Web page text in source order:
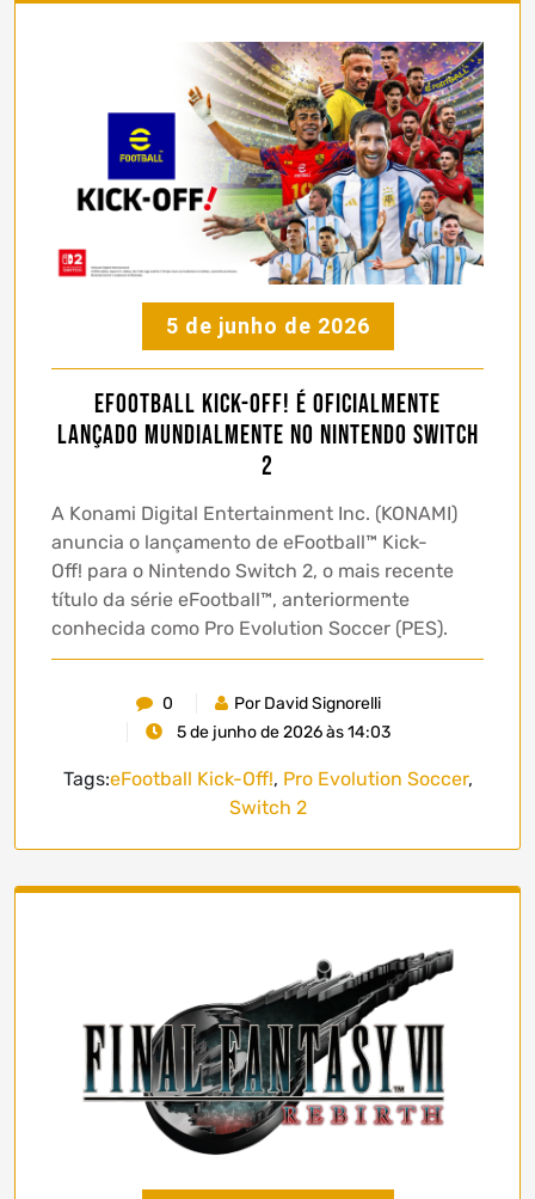
5 de junho de 2026
eFootball Kick-Off! é oficialmente
lançado mundialmente no Nintendo Switch
2
A Konami Digital Entertainment Inc. (KONAMI)
anuncia o lançamento de eFootball™ Kick-
Off! para o Nintendo Switch 2, o mais recente
título da série eFootball™, anteriormente
conhecida como Pro Evolution Soccer (PES).
0
Por David Signorelli
5 de junho de 2026 às 14:03
Tags:eFootball Kick-Off!, Pro Evolution Soccer,
Switch 2